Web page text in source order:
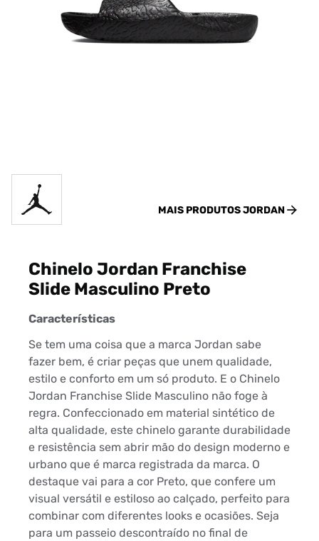
MAIS PRODUTOSJORDAN
Chinelo Jordan Franchise
Slide Masculino Preto
Características
Se tem uma coisa que a marca Jordan sabe
fazer bem, é criar peças que unem qualidade,
estilo e conforto em um só produto. E o Chinelo
Jordan Franchise Slide Masculino não foge à
regra. Confeccionado em material sintético de
alta qualidade, este chinelo garante durabilidade
e resistência sem abrir mão do design moderno e
urbano que é marca registrada da marca. O
destaque vai para a cor Preto, que confere um
visual versátil e estiloso ao calçado, perfeito para
combinar com diferentes looks e ocasiões. Seja
para um passeio descontraído no final de